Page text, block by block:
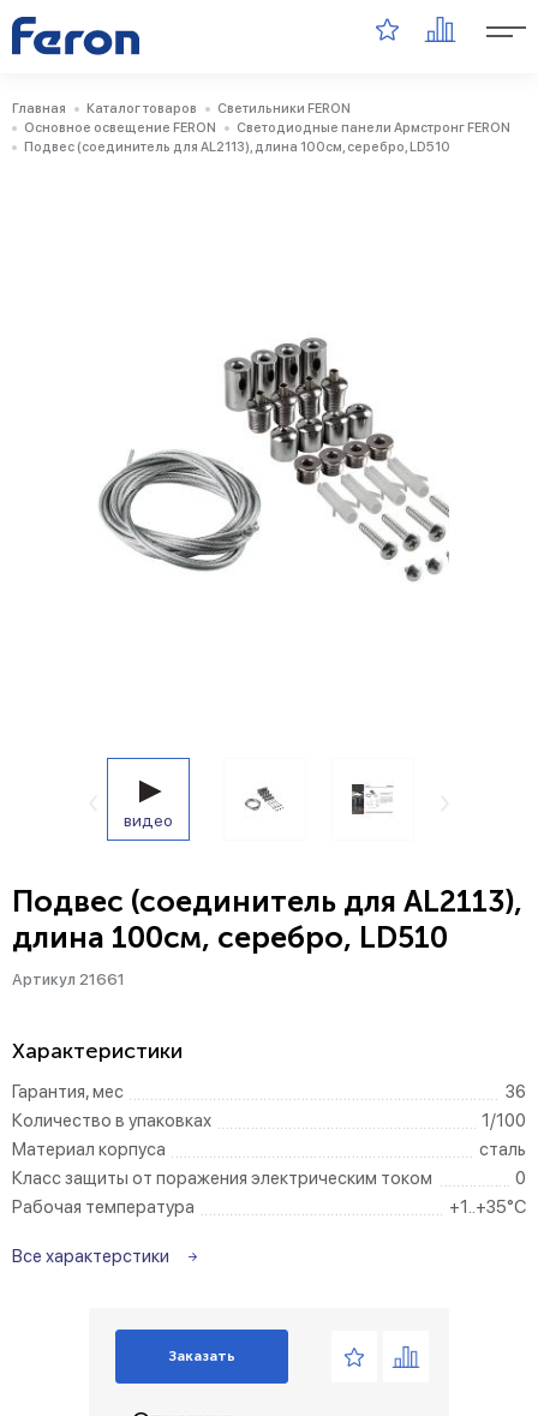
Главная Каталог товаров
Светильники FERON
Основное освещение FERON
Светодиодные панели Армстронг FERON
Подвес (соединитель для AL2113), длина 100см, серебро, LD510
видео
Подвес (соединитель для AL2113),
длина 100см, серебро, LD510
Артикул 21661
Характеристики
Гарантия, мес
36
Количество в упаковках
1/100
Материал корпуса
сталь
Класс защиты от поражения электрическим током
0
Рабочая температура
+1..+35°C
Все характерстики
Заказать